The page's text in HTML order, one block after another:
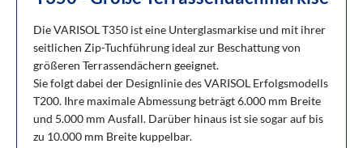
Die VARISOL T350 ist eine Unterglasmarkise und mit ihrer
seitlichen Zip-Tuchführung ideal zur Beschattung von
größeren Terrassendächern geeignet.
Sie folgt dabei der Designlinie des VARISOL Erfolgsmodells
T200. Ihre maximale Abmessung beträgt 6.000 mm Breite
und 5.000 mm Ausfall. Darüber hinaus ist sie sogar auf bis
zu 10.000 mm Breite kuppelbar.